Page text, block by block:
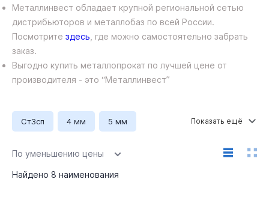
Металлинвест обладает крупной региональной сетью
дистрибьюторов и металлобаз по всей России.
Посмотрите здесь , где можно самостоятельно забрать
заказ.
Выгодно купить металлопрокат по лучшей цене от
производителя - это “Металлинвест”
Ст3сп 4 мм 5 мм
Ширина 50 мм
Длина 6000 мм
По уменьшению цены
Найдено 8 наименования